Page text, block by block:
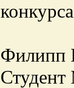
Филипп
Студент